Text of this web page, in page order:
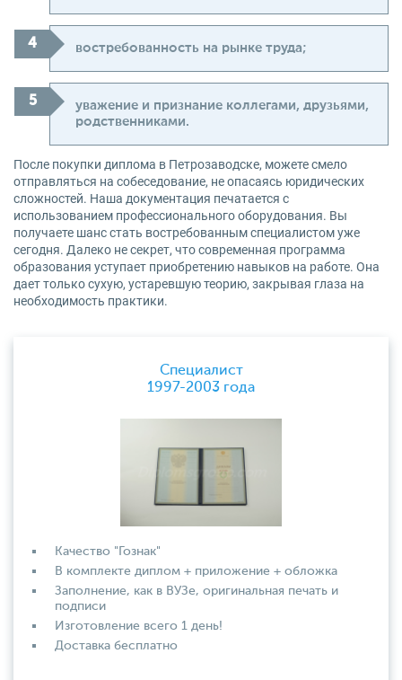
востребованность на рынке труда;
уважение и признание коллегами, друзьями,
родственниками.
После покупки диплома в Петрозаводске, можете смело
отправляться на собеседование, не опасаясь юридических
сложностей. Наша документация печатается с
использованием профессионального оборудования. Вы
получаете шанс стать востребованным специалистом уже
сегодня. Далеко не секрет, что современная программа
образования уступает приобретению навыков на работе. Она
дает только сухую, устаревшую теорию, закрывая глаза на
необходимость практики.
Специалист
1997-2003 года
Качество "Гознак"
В комплекте диплом + приложение + обложка
Заполнение, как в ВУЗе, оригинальная печать и
подписи
Изготовление всего 1 день!
Доставка бесплатно